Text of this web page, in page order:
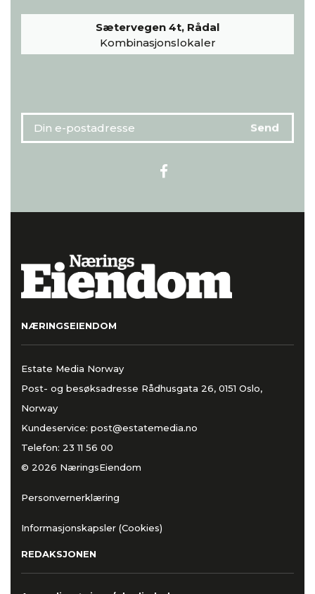
Sætervegen 4t, Rådal
Kombinasjonslokaler
NÆRINGSEIENDOM
Estate Media Norway
Post- og besøksadresse Rådhusgata 26, 0151 Oslo,
Norway
Kundeservice: post@estatemedia.no
Telefon: 23 11 56 00
© 2026 NæringsEiendom
Personvernerklæring
Informasjonskapsler (Cookies)
REDAKSJONEN